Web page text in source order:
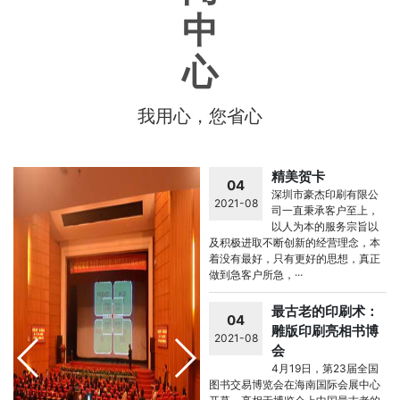
中
心
我用心，您省心
04
2021-08
精美贺卡
深圳市豪杰印刷有限公
司一直秉承客户至上，
以人为本的服务宗旨以
及积极进取不断创新的经营理念，本
着没有最好，只有更好的思想，真正
做到急客户所急，···
04
2021-08
最古老的印刷术：
雕版印刷亮相书博
会
4月19日，第23届全国
图书交易博览会在海南国际会展中心